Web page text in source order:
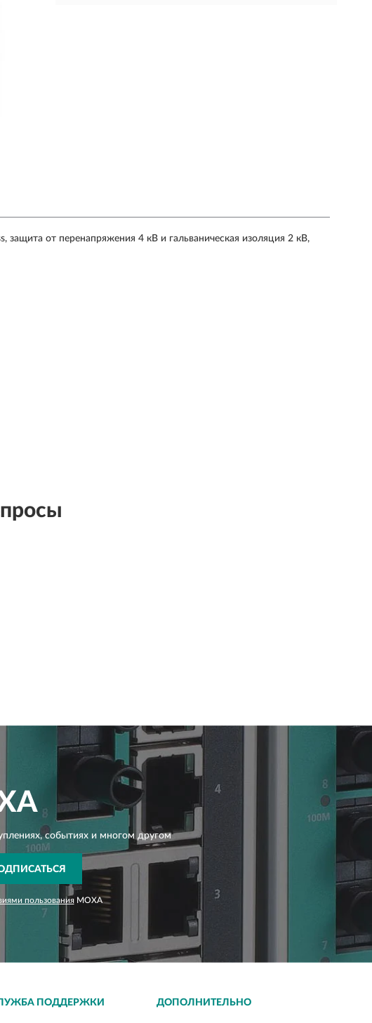
защита от перенапряжения 4 кВ и гальваническая изоляция 2 кВ,
событиях и многом другом
пользованияMOXA
ПОДДЕРЖКИ ДОПОЛНИТЕЛЬНО